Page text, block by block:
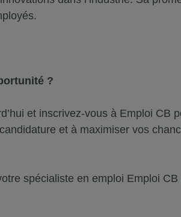
?
et inscrivez-vous à Emploi
et à maximiser vos
spécialiste en emploi Emploi